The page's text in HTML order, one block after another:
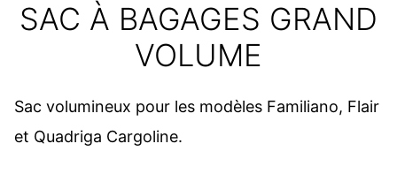
SAC À BAGAGES GRAND
VOLUME
Sac volumineux pour les modèles Familiano, Flair
et Quadriga Cargoline.